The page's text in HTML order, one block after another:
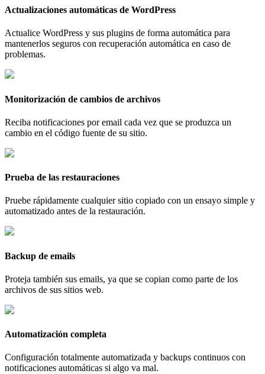
Actualizaciones automáticas de WordPress
Actualice WordPress y sus plugins de forma automática para
mantenerlos seguros con recuperación automática en caso de
problemas.
Monitorización de cambios de archivos
Reciba notificaciones por email cada vez que se produzca un
cambio en el código fuente de su sitio.
Prueba de las restauraciones
Pruebe rápidamente cualquier sitio copiado con un ensayo simple y
automatizado antes de la restauración.
Backup de emails
Proteja también sus emails, ya que se copian como parte de los
archivos de sus sitios web.
Automatización completa
Configuración totalmente automatizada y backups continuos con
notificaciones automáticas si algo va mal.